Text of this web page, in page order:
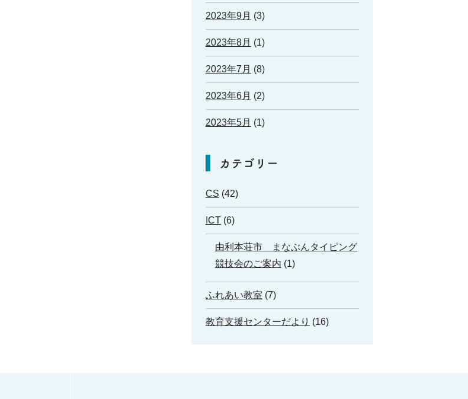
2023年9月 (3)
2023年8月 (1)
2023年7月 (8)
2023年6月 (2)
2023年5月 (1)
カテゴリー
CS (42)
ICT(6)
由利本荘市 まなぶんタイピング
競技会のご案内 (1)
ふれあい教室 (7)
教育支援センターだより (16)